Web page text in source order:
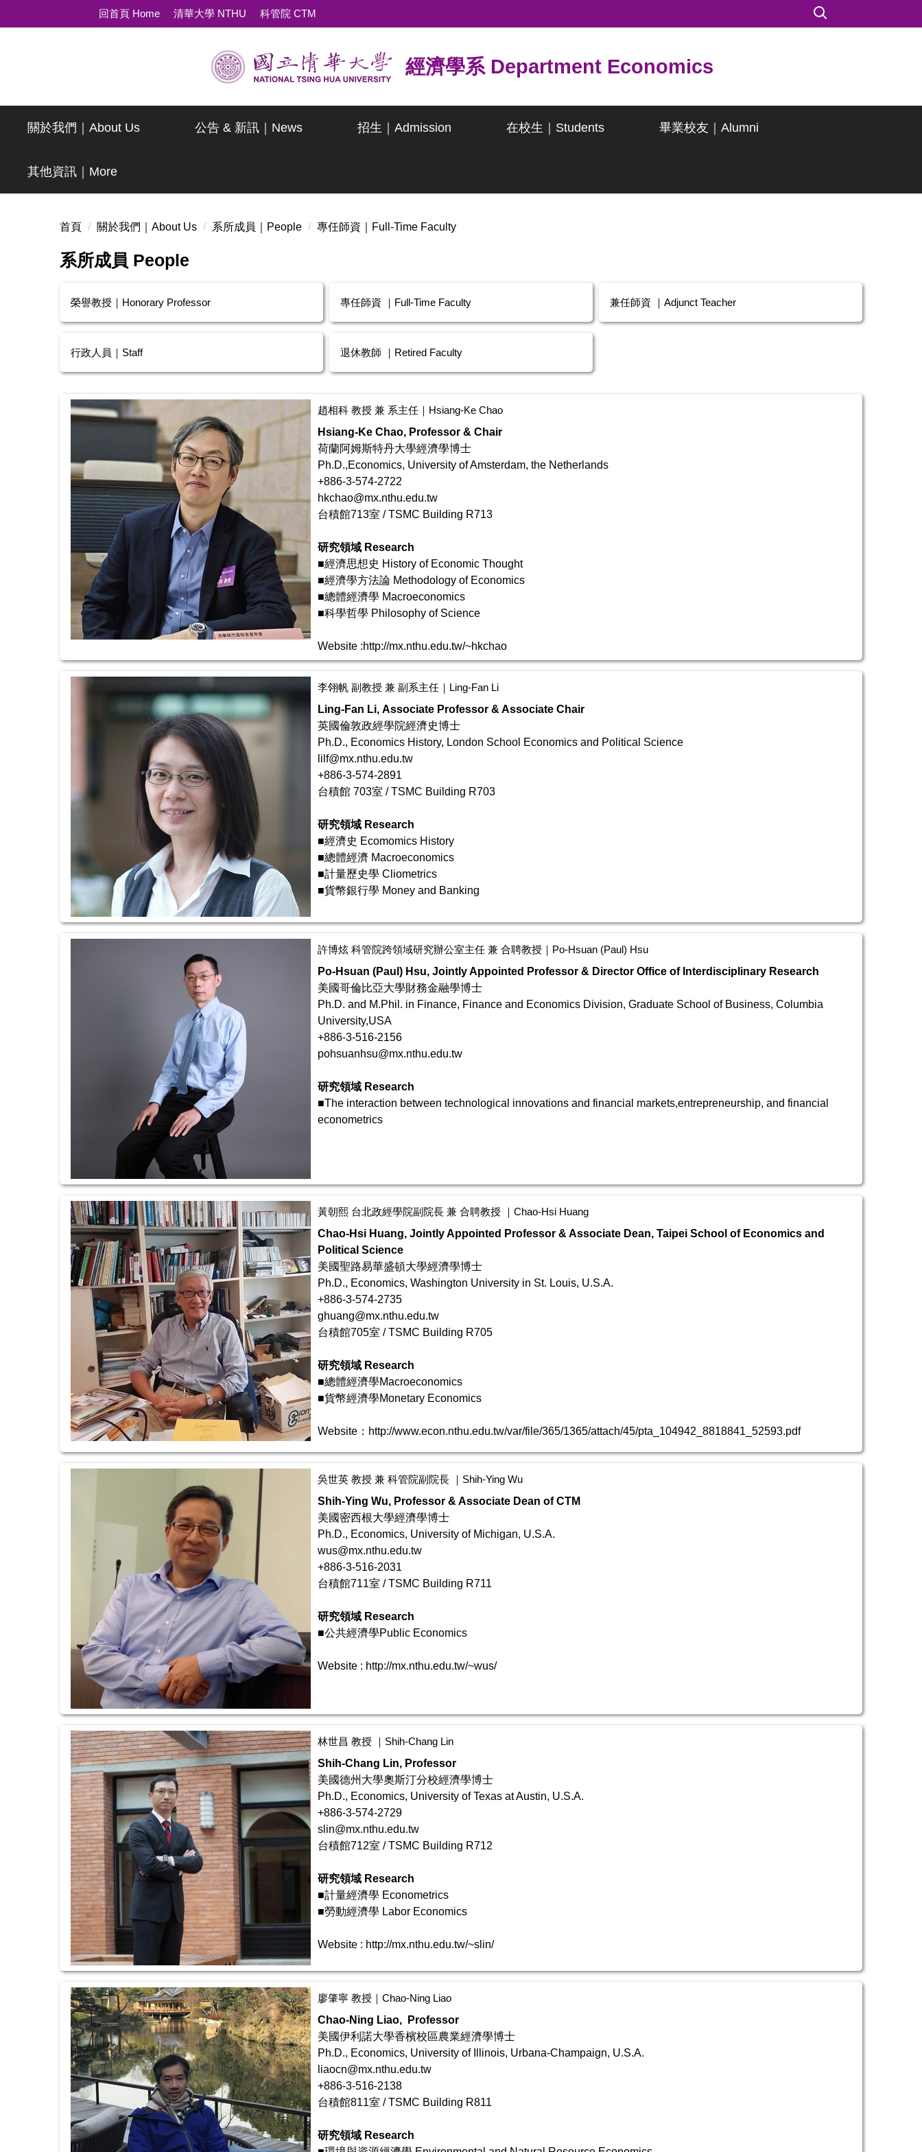
到
區
經濟學系 Department Economics
回首頁 Home 清華大學 NTHU 科管院 CTM
關於我們｜About Us 公告 & 新訊｜News 招生｜Admission 在校生｜Students 畢業校友｜Alumni
其他資訊｜More
首頁 關於我們｜About Us 系所成員｜People 專任師資｜Full-Time Faculty
系所成員 People
榮譽教授｜Honorary Professor 專任師資 ｜Full-Time Faculty 兼任師資 ｜Adjunct Teacher
行政人員｜Staff 退休教師 ｜Retired Faculty
趙相科 教授 兼 系主任｜Hsiang-Ke Chao
Hsiang-Ke Chao, Professor & Chair
荷蘭阿姆斯特丹大學經濟學博士
Ph.D.,Economics, University of Amsterdam, the Netherlands
+886-3-574-2722
hkchao@mx.nthu.edu.tw
台積館713室 / TSMC Building R713
研究領域 Research
■經濟思想史 History of Economic Thought
■經濟學方法論 Methodology of Economics
■總體經濟學 Macroeconomics
■科學哲學 Philosophy of Science
Website :http://mx.nthu.edu.tw/~hkchao
李翎帆 副教授 兼 副系主任｜Ling-Fan Li
Ling-Fan Li, Associate Professor & Associate Chair
英國倫敦政經學院經濟史博士
Ph.D., Economics History, London School Economics and Political Science
lilf@mx.nthu.edu.tw
+886-3-574-2891
台積館 703室 / TSMC Building R703
研究領域 Research
■經濟史 Ecomomics History
■總體經濟 Macroeconomics
■計量歷史學 Cliometrics
■貨幣銀行學 Money and Banking
許博炫 科管院跨領域研究辦公室主任 兼 合聘教授｜Po-Hsuan (Paul) Hsu
Po-Hsuan (Paul) Hsu, Jointly Appointed Professor & Director Office of Interdisciplinary Research
美國哥倫比亞大學財務金融學博士
Ph.D. and M.Phil. in Finance, Finance and Economics Division, Graduate School of Business, Columbia
University,USA
+886-3-516-2156
pohsuanhsu@mx.nthu.edu.tw
研究領域 Research
■The interaction between technological innovations and financial markets,entrepreneurship, and financial
econometrics
黃朝熙 台北政經學院副院長 兼 合聘教授 ｜Chao-Hsi Huang
Chao-Hsi Huang, Jointly Appointed Professor & Associate Dean, Taipei School of Economics and
Political Science
美國聖路易華盛頓大學經濟學博士
Ph.D., Economics, Washington University in St. Louis, U.S.A.
+886-3-574-2735
ghuang@mx.nthu.edu.tw
台積館705室 / TSMC Building R705
研究領域 Research
■總體經濟學Macroeconomics
■貨幣經濟學Monetary Economics
Website： http://www.econ.nthu.edu.tw/var/file/365/1365/attach/45/pta_104942_8818841_52593.pdf
吳世英 教授 兼 科管院副院長 ｜Shih-Ying Wu
Shih-Ying Wu, Professor & Associate Dean of CTM
美國密西根大學經濟學博士
Ph.D., Economics, University of Michigan, U.S.A.
wus@mx.nthu.edu.tw
+886-3-516-2031
台積館711室 / TSMC Building R711
研究領域 Research
■公共經濟學Public Economics
Website : http://mx.nthu.edu.tw/~wus/
林世昌 教授 ｜Shih-Chang Lin
Shih-Chang Lin, Professor
美國德州大學奧斯汀分校經濟學博士
Ph.D., Economics, University of Texas at Austin, U.S.A.
+886-3-574-2729
slin@mx.nthu.edu.tw
台積館712室 / TSMC Building R712
研究領域 Research
■計量經濟學 Econometrics
■勞動經濟學 Labor Economics
Website : http://mx.nthu.edu.tw/~slin/
廖肇寧 教授｜Chao-Ning Liao
Chao-Ning Liao, Professor
美國伊利諾大學香檳校區農業經濟學博士
Ph.D., Economics, University of Illinois, Urbana-Champaign, U.S.A.
liaocn@mx.nthu.edu.tw
+886-3-516-2138
台積館811室 / TSMC Building R811
研究領域 Research